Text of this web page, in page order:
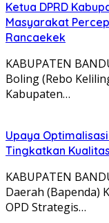
Ketua DPRD
Masyarakat
Rancaekek
KABUPATEN
Boling (Rebo
Kabupaten…
Upaya
Tingkatkan
KABUPATEN
Daerah (Bapenda)
OPD Strategis…